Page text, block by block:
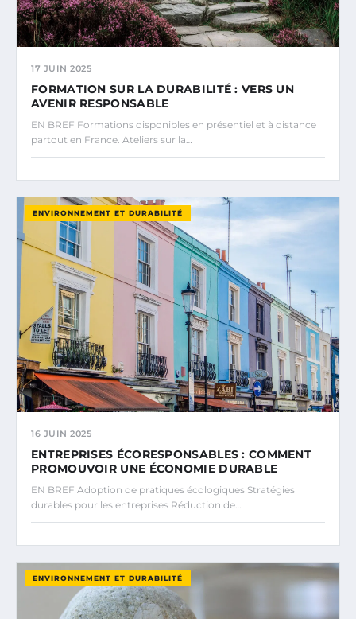
17 JUIN 2025
FORMATION SUR LA DURABILITÉ : VERS UN
AVENIR RESPONSABLE
EN BREF Formations disponibles en présentiel et à distance
partout en France. Ateliers sur la…
ENVIRONNEMENT ET DURABILITÉ
16 JUIN 2025
ENTREPRISES ÉCORESPONSABLES : COMMENT
PROMOUVOIR UNE ÉCONOMIE DURABLE
EN BREF Adoption de pratiques écologiques Stratégies
durables pour les entreprises Réduction de…
ENVIRONNEMENT ET DURABILITÉ